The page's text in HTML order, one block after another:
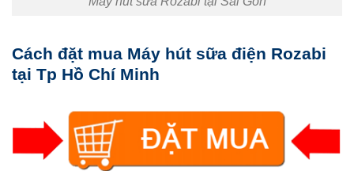
Cách đặt mua Máy hút sữa điện Rozabi
tại Tp Hồ Chí Minh